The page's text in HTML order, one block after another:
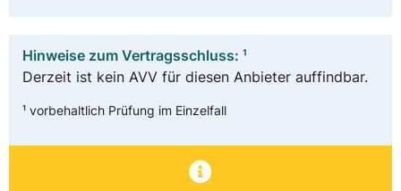
Hinweise zum Vertragsschluss: ¹
Derzeit ist kein AVV für diesen Anbieter auffindbar.
¹ vorbehaltlich Prüfung im Einzelfall